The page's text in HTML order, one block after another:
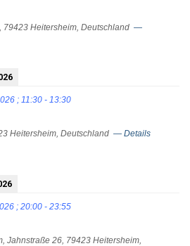
79423 Heitersheim, Deutschland —
; 11:30 - 13:30
Heitersheim, Deutschland — Details
; 20:00 - 23:55
Jahnstraße 26, 79423 Heitersheim,